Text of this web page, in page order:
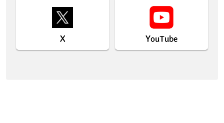
X YouTube